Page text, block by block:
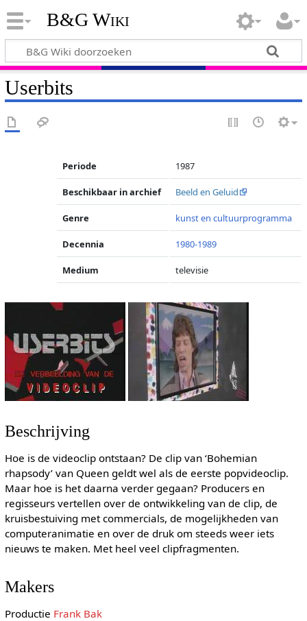
B&G Wiki
Userbits
Periode 1987
Beschikbaar in archief Beeld en Geluid
Genre kunst en cultuurprogramma
Decennia 1980-1989
Medium televisie
Beschrijving
Hoe is de videoclip ontstaan? De clip van ‘Bohemian
rhapsody’ van Queen geldt wel als de eerste popvideoclip.
Maar hoe is het daarna verder gegaan? Producers en
regisseurs vertellen over de ontwikkeling van de clip, de
kruisbestuiving met commercials, de mogelijkheden van
computeranimatie en over de druk om steeds weer iets
nieuws te maken. Met heel veel clipfragmenten.
Makers
Productie Frank Bak